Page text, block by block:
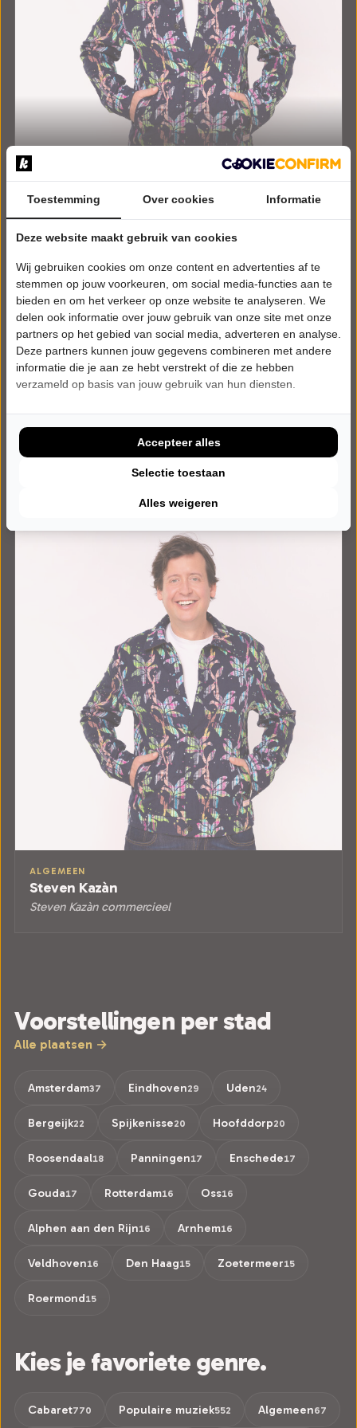
Steven Kazàn
Ouddorp
Tickets
Meer info
Onze artiesten.
ALGEMEEN
Steven Kazàn
Steven Kazàn commercieel
Voorstellingen per stad
Alle plaatsen →
Amsterdam37 Eindhoven29 Uden24
Bergeijk22 Spijkenisse20 Hoofddorp20
Roosendaal18 Panningen17 Enschede17
Gouda17 Rotterdam16 Oss16
Alphen aan den Rijn16 Arnhem16
Veldhoven16 Den Haag15 Zoetermeer15
Roermond15
Kies je favoriete genre.
Cabaret770 Populaire muziek552 Algemeen67
Toestemming Over cookies Informatie
Deze website maakt gebruik van cookies
Wij gebruiken cookies om onze content en advertenties af te
stemmen op jouw voorkeuren, om social media-functies aan te
bieden en om het verkeer op onze website te analyseren. We
delen ook informatie over jouw gebruik van onze site met onze
partners op het gebied van social media, adverteren en analyse.
Deze partners kunnen jouw gegevens combineren met andere
informatie die je aan ze hebt verstrekt of die ze hebben
verzameld op basis van jouw gebruik van hun diensten.
Alles weigeren
Selectie toestaan
Accepteer alles